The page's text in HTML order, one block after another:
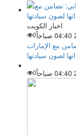
اخبار الكويت
0
مع الإمارات
لصون سيادتها
0